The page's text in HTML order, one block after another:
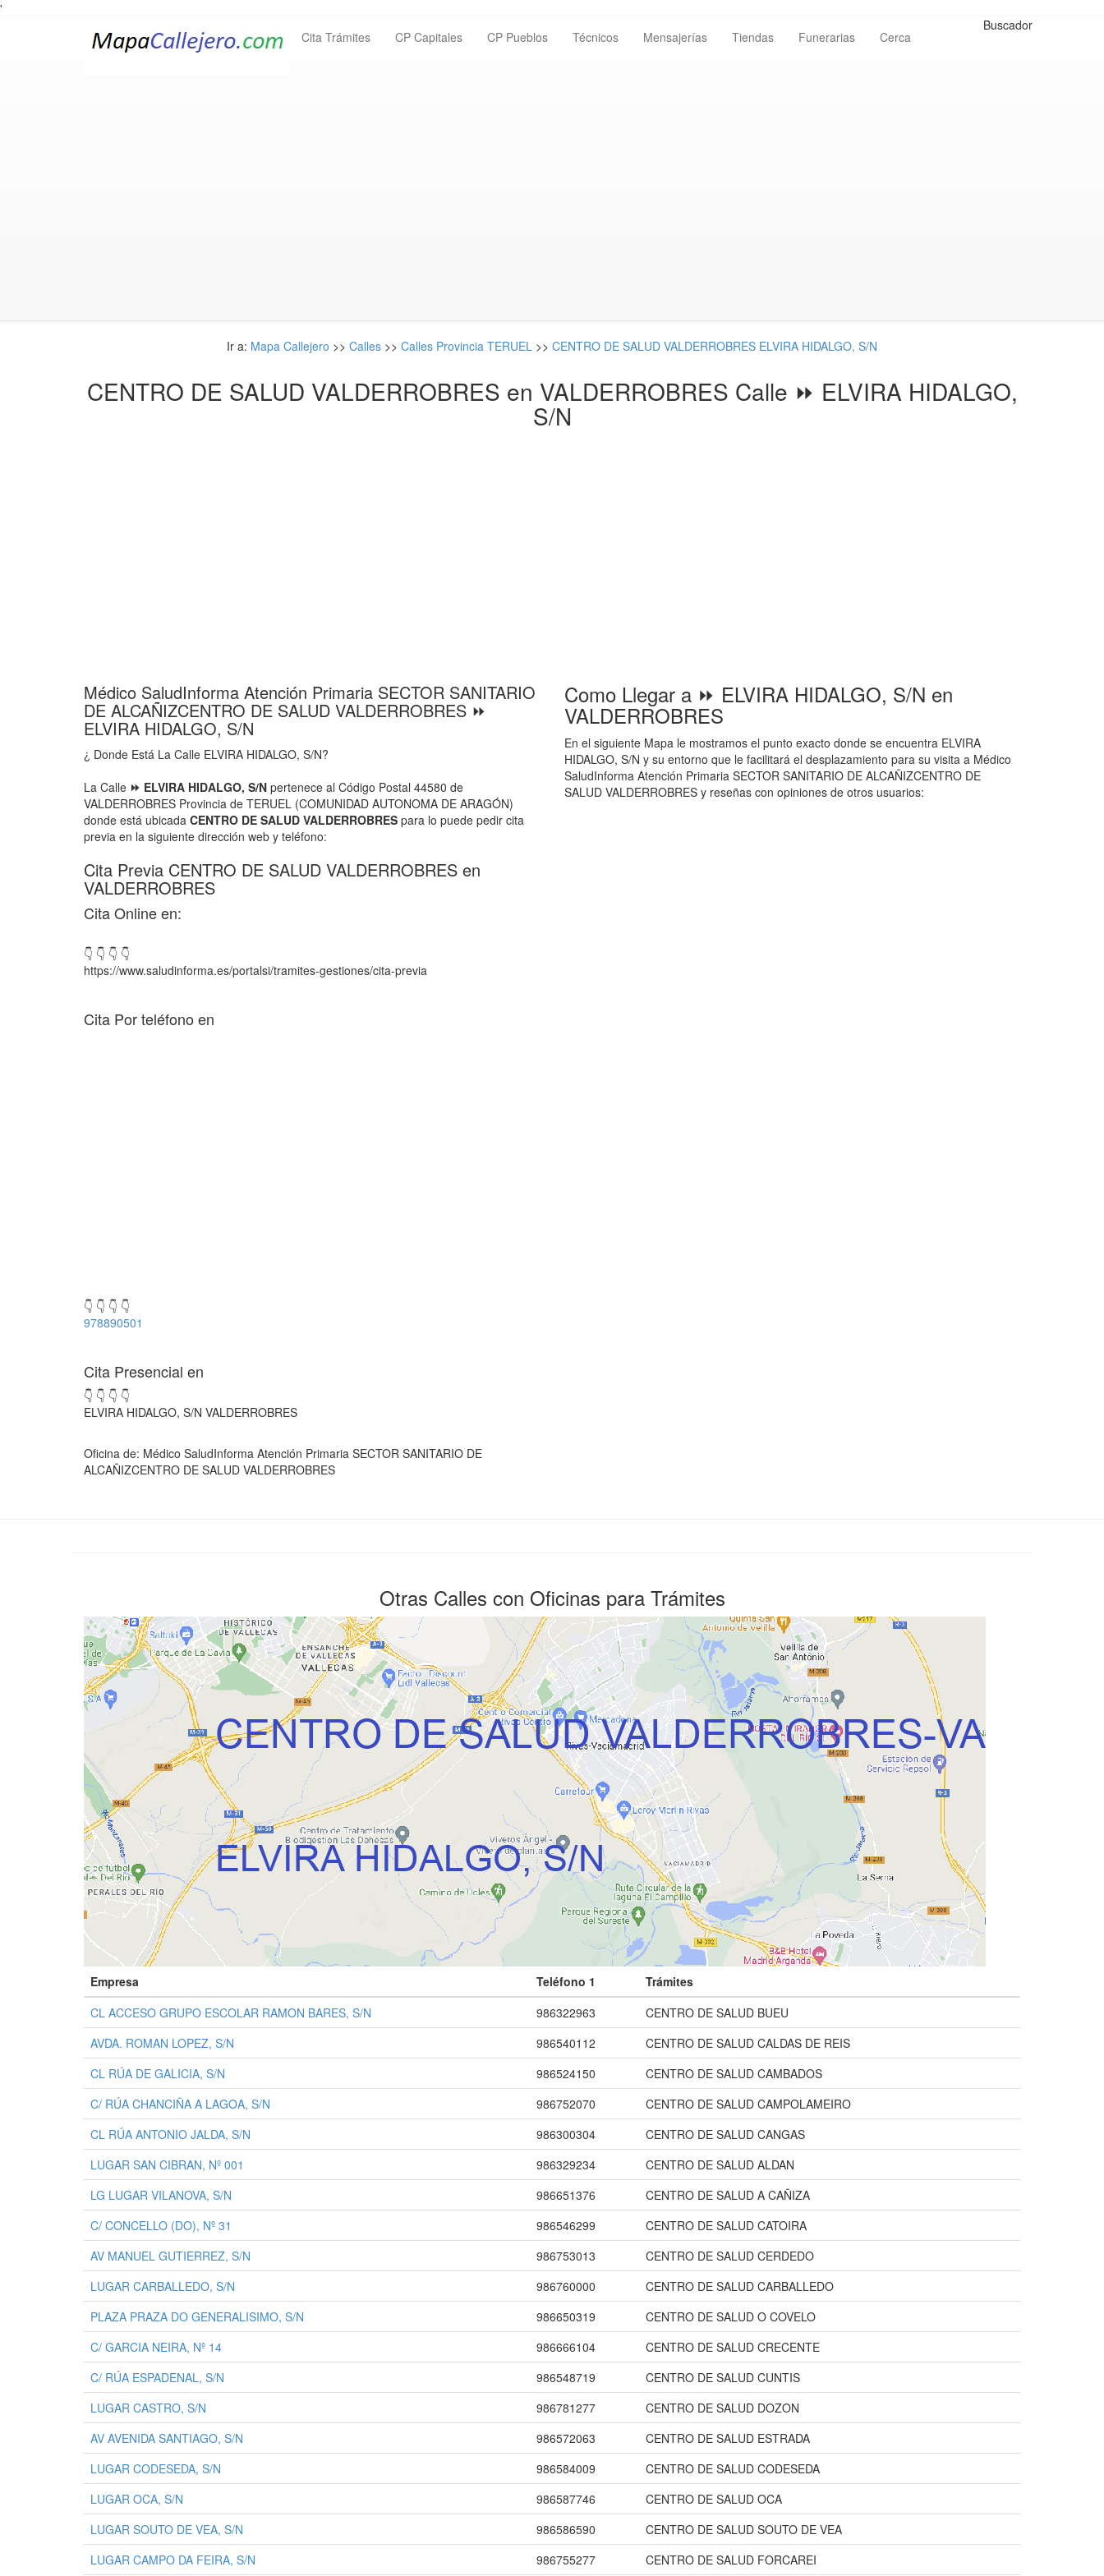
'
Cita Trámites
CP Capitales CP Pueblos Técnicos Mensajerías Tiendas Funerarias Cerca
Buscador
Ir a: Mapa Callejero >> Calles >> Calles Provincia TERUEL >> CENTRO DE SALUD VALDERROBRES ELVIRA HIDALGO, S/N
CENTRO DE SALUD VALDERROBRES en VALDERROBRES Calle ⏩ ELVIRA HIDALGO,
S/N
Médico SaludInforma Atención Primaria SECTOR SANITARIO
DE ALCAÑIZCENTRO DE SALUD VALDERROBRES ⏩
ELVIRA HIDALGO, S/N
¿ Donde Está La Calle ELVIRA HIDALGO, S/N?
La Calle ⏩ ELVIRA HIDALGO, S/N pertenece al Código Postal 44580 de
VALDERROBRES Provincia de TERUEL (COMUNIDAD AUTONOMA DE ARAGÓN)
donde está ubicada CENTRO DE SALUD VALDERROBRES para lo puede pedir cita
previa en la siguiente dirección web y teléfono:
Cita Previa CENTRO DE SALUD VALDERROBRES en
VALDERROBRES
Cita Online en:
👇 👇 👇 👇
https://www.saludinforma.es/portalsi/tramites-gestiones/cita-previa
Cita Por teléfono en
👇 👇 👇 👇
978890501
Cita Presencial en
👇 👇 👇 👇
ELVIRA HIDALGO, S/N VALDERROBRES
Oficina de: Médico SaludInforma Atención Primaria SECTOR SANITARIO DE
ALCAÑIZCENTRO DE SALUD VALDERROBRES
Como Llegar a ⏩ ELVIRA HIDALGO, S/N en
VALDERROBRES
En el siguiente Mapa le mostramos el punto exacto donde se encuentra ELVIRA
HIDALGO, S/N y su entorno que le facilitará el desplazamiento para su visita a Médico
SaludInforma Atención Primaria SECTOR SANITARIO DE ALCAÑIZCENTRO DE
SALUD VALDERROBRES y reseñas con opiniones de otros usuarios:
Otras Calles con Oficinas para Trámites
Empresa Teléfono 1
Trámites
CL ACCESO GRUPO ESCOLAR RAMON BARES, S/N
986322963
CENTRO DE SALUD BUEU
AVDA. ROMAN LOPEZ, S/N
986540112
CENTRO DE SALUD CALDAS DE REIS
CL RÚA DE GALICIA, S/N
986524150
CENTRO DE SALUD CAMBADOS
C/ RÚA CHANCIÑA A LAGOA, S/N
986752070
CENTRO DE SALUD CAMPOLAMEIRO
CL RÚA ANTONIO JALDA, S/N
986300304
CENTRO DE SALUD CANGAS
LUGAR SAN CIBRAN, Nº 001
986329234
CENTRO DE SALUD ALDAN
LG LUGAR VILANOVA, S/N
986651376
CENTRO DE SALUD A CAÑIZA
C/ CONCELLO (DO), Nº 31
986546299
CENTRO DE SALUD CATOIRA
AV MANUEL GUTIERREZ, S/N
986753013
CENTRO DE SALUD CERDEDO
LUGAR CARBALLEDO, S/N
986760000
CENTRO DE SALUD CARBALLEDO
PLAZA PRAZA DO GENERALISIMO, S/N
986650319
CENTRO DE SALUD O COVELO
C/ GARCIA NEIRA, Nº 14
986666104
CENTRO DE SALUD CRECENTE
C/ RÚA ESPADENAL, S/N
986548719
CENTRO DE SALUD CUNTIS
LUGAR CASTRO, S/N
986781277
CENTRO DE SALUD DOZON
AV AVENIDA SANTIAGO, S/N
986572063
CENTRO DE SALUD ESTRADA
LUGAR CODESEDA, S/N
986584009
CENTRO DE SALUD CODESEDA
LUGAR OCA, S/N
986587746
CENTRO DE SALUD OCA
LUGAR SOUTO DE VEA, S/N
986586590
CENTRO DE SALUD SOUTO DE VEA
LUGAR CAMPO DA FEIRA, S/N
986755277 CENTRO DE SALUD FORCAREI